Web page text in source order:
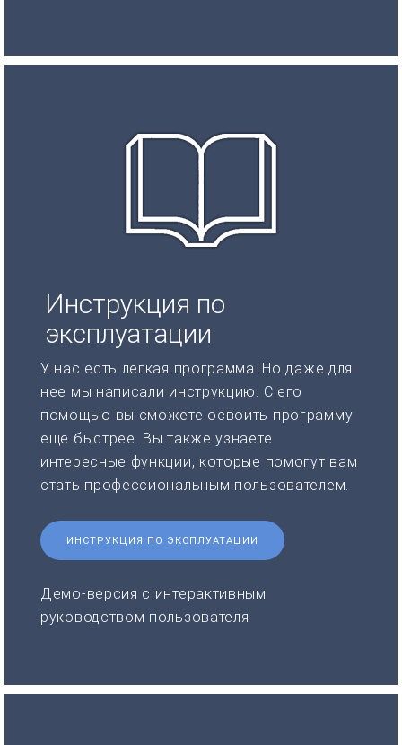
Инструкция по
эксплуатации
У нас есть легкая программа. Но даже для
нее мы написали инструкцию. С его
помощью вы сможете освоить программу
еще быстрее. Вы также узнаете
интересные функции, которые помогут вам
стать профессиональным пользователем.
ИНСТРУКЦИЯ ПО ЭКСПЛУАТАЦИИ
Демо-версия с интерактивным
руководством пользователя